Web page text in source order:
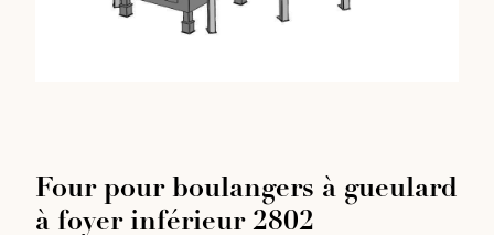
Four pour boulangers à gueulard
à foyer inférieur 2802